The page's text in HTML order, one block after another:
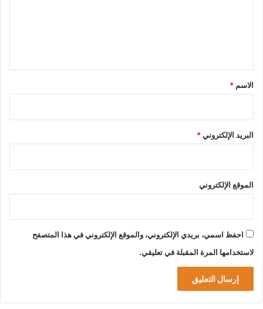
*
الاسم *
البريد الإلكتروني*
الموقع الإلكتروني
احفظ اسمي، بريدي الإلكتروني، والموقع الإلكتروني في هذا المتصفح
لاستخدامها المرة المقبلة في تعليقي.